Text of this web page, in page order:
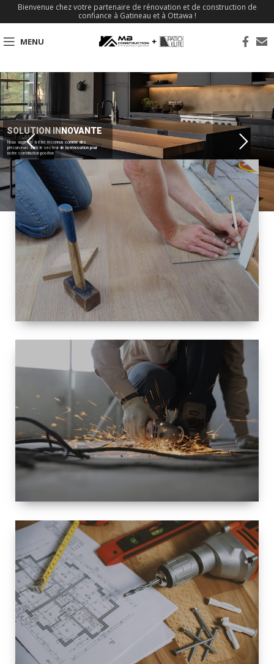
Bienvenue chez votre partenaire de rénovation et de construction de
confiance à Gatineau et à Ottawa !
MENU
SOLUTION INNOVANTE
Nous aspirons à être reconnus comme des
précurseurs dans le secteur de la rénovation pour
notre contribution positive
TAILLE
PETITE À
GRANDE
RÉNOVATION
ESPACE
RÉNOVATION
INTÉRIEURE ET
EXTÉRIEURE